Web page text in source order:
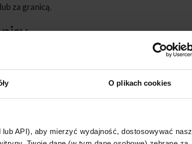
O plikach cookies
API), aby mierzyć wydajność, dostosowywać nasz
za granicą.
i
bezpieczeństwa.
z 25 maja
nie ma
odbywa się